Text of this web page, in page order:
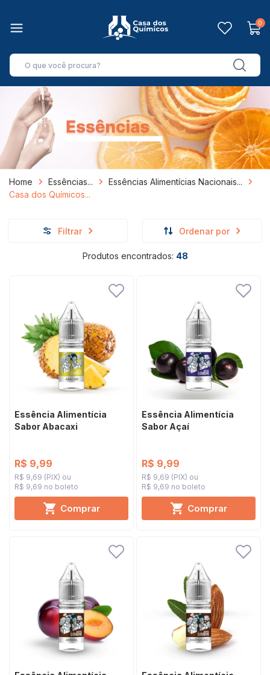
0
Home Essências
Essências Alimentícias Nacionais
Casa dos Químicos
Filtrar Ordenar por
Produtos encontrados: 48
Essência Alimentícia
Sabor Abacaxi
R$ 9,99
R$ 9,69 (PIX)
R$ 9,69 no boleto
Comprar
Essência Alimentícia
Sabor Açaí
R$ 9,99
R$ 9,69 (PIX)
R$ 9,69 no boleto
Comprar